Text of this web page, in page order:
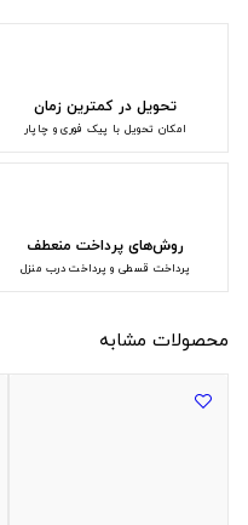
تحویل در کمترین زمان
امکان تحویل با پیک فوری و چاپار
روش‌های پرداخت منعطف
پرداخت قسطی و پرداخت درب منزل
محصولات مشابه